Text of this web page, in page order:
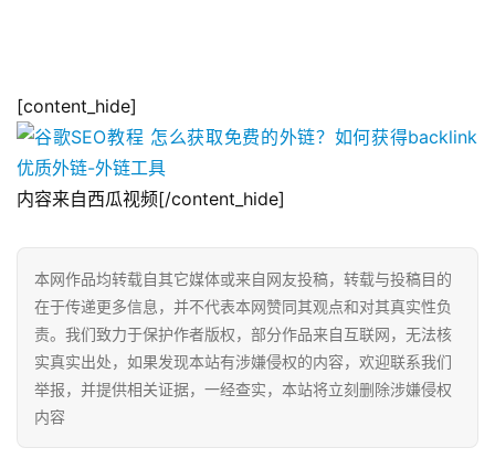
[content_hide]
内容来自西瓜视频[/content_hide]
本网作品均转载自其它媒体或来自网友投稿，转载与投稿目的
在于传递更多信息，并不代表本网赞同其观点和对其真实性负
责。我们致力于保护作者版权，部分作品来自互联网，无法核
实真实出处，如果发现本站有涉嫌侵权的内容，欢迎联系我们
举报，并提供相关证据，一经查实，本站将立刻删除涉嫌侵权
内容